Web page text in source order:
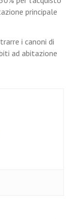
principale
i canoni di
ad abitazione